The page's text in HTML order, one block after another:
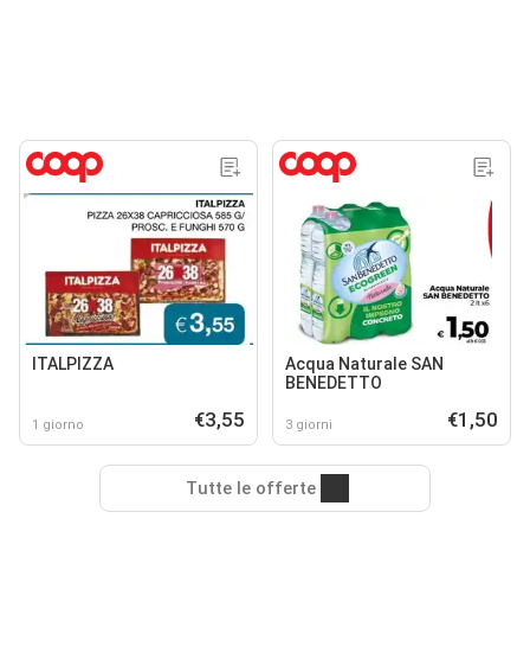
ITALPIZZA
1 giorno €3,55
Acqua Naturale SAN
BENEDETTO
3 giorni €1,50
Tutte le offerte